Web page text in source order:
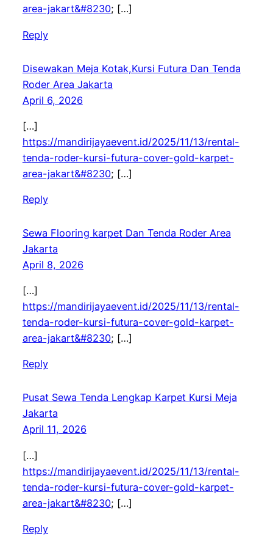
area-jakart&#8230; […]
Reply
Disewakan Meja Kotak,Kursi Futura Dan Tenda
Roder Area Jakarta
April 6, 2026
[…]
https://mandirijayaevent.id/2025/11/13/rental-
tenda-roder-kursi-futura-cover-gold-karpet-
area-jakart&#8230; […]
Reply
Sewa Flooring karpet Dan Tenda Roder Area
Jakarta
April 8, 2026
[…]
https://mandirijayaevent.id/2025/11/13/rental-
tenda-roder-kursi-futura-cover-gold-karpet-
area-jakart&#8230; […]
Reply
Pusat Sewa Tenda Lengkap Karpet Kursi Meja
Jakarta
April 11, 2026
[…]
https://mandirijayaevent.id/2025/11/13/rental-
tenda-roder-kursi-futura-cover-gold-karpet-
area-jakart&#8230; […]
Reply